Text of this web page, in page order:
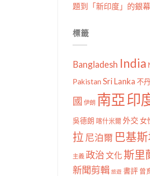
題到「新印度」的銀
標籤
Bangladesh India
Pakistan Sri Lanka 不丹
國 伊朗 南亞印
吳德朗 喀什米爾外交 女
拉 尼泊爾 巴基斯
主義 政治文化斯里
新聞剪輯 旅遊 書評 曾